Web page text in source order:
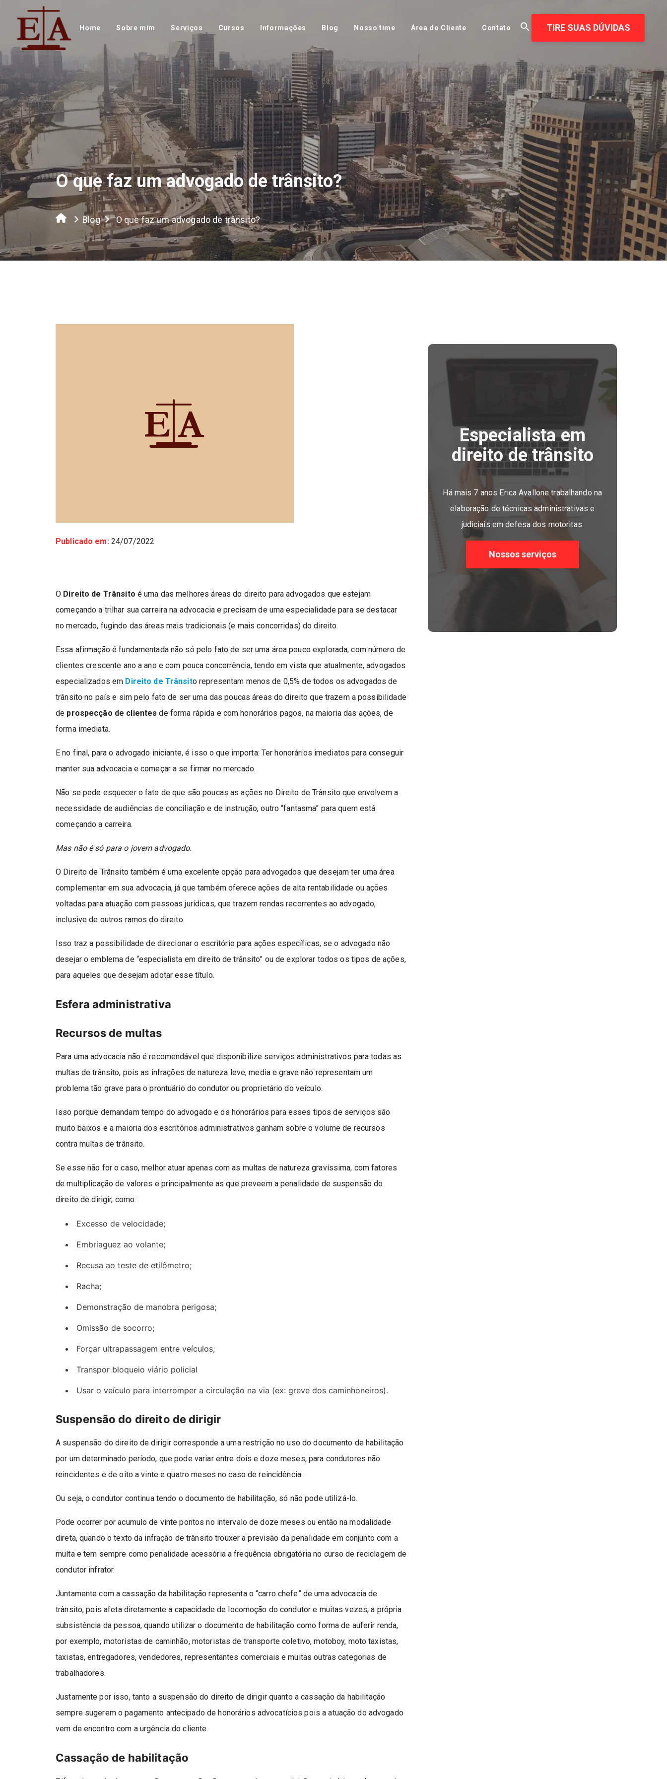
Home Sobre mim Serviços Cursos Informações Blog Nosso time Área do Cliente Contato TIRE SUAS DÚVIDAS
O que faz um advogado de trânsito?
Blog O que faz um advogado de trânsito?
Publicado em:24/07/2022
O Direito de Trânsito é uma das melhores áreas do direito para advogados que estejam
começando a trilhar sua carreira na advocacia e precisam de uma especialidade para se destacar
no mercado, fugindo das áreas mais tradicionais (e mais concorridas) do direito.
Essa afirmação é fundamentada não só pelo fato de ser uma área pouco explorada, com número de
clientes crescente ano a ano e com pouca concorrência, tendo em vista que atualmente, advogados
especializados em Direito de Trânsito representam menos de 0,5% de todos os advogados de
trânsito no país e sim pelo fato de ser uma das poucas áreas do direito que trazem a possibilidade
de prospecção de clientesde forma rápida e com honorários pagos, na maioria das ações, de
forma imediata.
E no final, para o advogado iniciante, é isso o que importa: Ter honorários imediatos para conseguir
manter sua advocacia e começar a se firmar no mercado.
Não se pode esquecer o fato de que são poucas as ações no Direito de Trânsito que envolvem a
necessidade de audiências de conciliação e de instrução, outro “fantasma” para quem está
começando a carreira.
Mas não é só para o jovem advogado.
O Direito de Trânsito também é uma excelente opção para advogados que desejam ter uma área
complementar em sua advocacia, já que também oferece ações de alta rentabilidade ou ações
voltadas para atuação com pessoas jurídicas, que trazem rendas recorrentes ao advogado,
inclusive de outros ramos do direito.
Isso traz a possibilidade de direcionar o escritório para ações específicas, se o advogado não
desejar o emblema de “especialista em direito de trânsito” ou de explorar todos os tipos de ações,
para aqueles que desejam adotar esse título.
Esfera administrativa
Recursos de multas
Para uma advocacia não é recomendável que disponibilize serviços administrativos para todas as
multas de trânsito, pois as infrações de natureza leve, media e grave não representam um
problema tão grave para o prontuário do condutor ou proprietário do veículo.
Isso porque demandam tempo do advogado e os honorários para esses tipos de serviços são
muito baixos e a maioria dos escritórios administrativos ganham sobre o volume de recursos
contra multas de trânsito.
Se esse não for o caso, melhor atuar apenas com as multas de natureza gravíssima, com fatores
de multiplicação de valores e principalmente as que preveem a penalidade de suspensão do
direito de dirigir, como:
Excesso de velocidade;
Embriaguez ao volante;
Recusa ao teste de etilômetro;
Racha;
Demonstração de manobra perigosa;
Omissão de socorro;
Forçar ultrapassagem entre veículos;
Transpor bloqueio viário policial
Usar o veículo para interromper a circulação na via (ex: greve dos caminhoneiros).
Suspensão do direito de dirigir
A suspensão do direito de dirigir corresponde a uma restrição no uso do documento de habilitação
por um determinado período, que pode variar entre dois e doze meses, para condutores não
reincidentes e de oito a vinte e quatro meses no caso de reincidência.
Ou seja, o condutor continua tendo o documento de habilitação, só não pode utilizá-lo.
Pode ocorrer por acumulo de vinte pontos no intervalo de doze meses ou então na modalidade
direta, quando o texto da infração de trânsito trouxer a previsão da penalidade em conjunto com a
multa e tem sempre como penalidade acessória a frequência obrigatória no curso de reciclagem de
condutor infrator.
Juntamente com a cassação da habilitação representa o “carro chefe” de uma advocacia de
trânsito, pois afeta diretamente a capacidade de locomoção do condutor e muitas vezes, a própria
subsistência da pessoa, quando utilizar o documento de habilitação como forma de auferir renda,
por exemplo, motoristas de caminhão, motoristas de transporte coletivo, motoboy, moto taxistas,
taxistas, entregadores, vendedores, representantes comerciais e muitas outras categorias de
trabalhadores.
Justamente por isso, tanto a suspensão do direito de dirigir quanto a cassação da habilitação
sempre sugerem o pagamento antecipado de honorários advocatícios pois a atuação do advogado
vem de encontro com a urgência do cliente.
Cassação de habilitação
Especialista em
direito de trânsito
Há mais 7 anos Erica Avallone trabalhando na
elaboração de técnicas administrativas e
judiciais em defesa dos motoritas.
Nossos serviços